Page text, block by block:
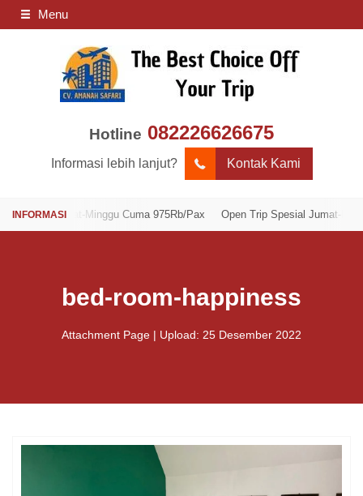
Menu
Hotline 082226626675
Informasi lebih lanjut? Kontak Kami
Jumat-Minggu Cuma 975Rb/Pax Open Trip Spesial Jumat-Minggu
bed-room-happiness
Attachment Page | Upload: 25 Desember 2022